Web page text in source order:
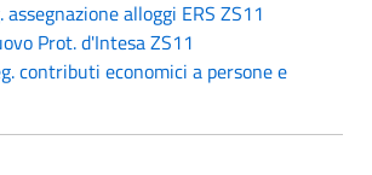
alloggi ERS ZS11
Prot. d'Intesa ZS11
contributi economici a persone e